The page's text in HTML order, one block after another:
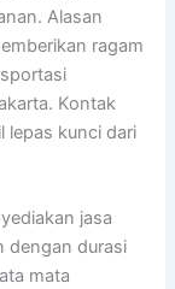
Alasan
ragam
Kontak
lepas kunci dari
jasa
dengan durasi
mata